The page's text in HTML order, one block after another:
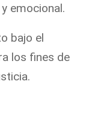
emocional.
bajo el
los fines de